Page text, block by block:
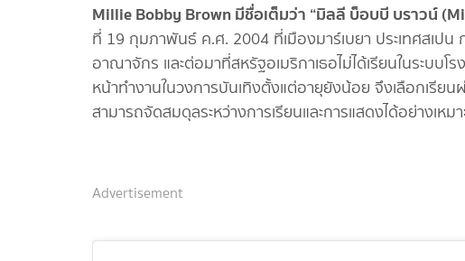
Millie Bobby Brown มีชื่อเต็มว่า “มิลลี บ็อบบี บราวน์
ที่ 19 กุมภาพันธ์ ค.ศ. 2004 ที่เมืองมาร์เบยา ประเทศสเปน
อาณาจักร และต่อมาที่สหรัฐอเมริกาเธอไม่ได้เรียนในระบบโ
หน้าทำงานในวงการบันเทิงตั้งแต่อายุยังน้อย จึงเลือกเรีย
สามารถจัดสมดุลระหว่างการเรียนและการแสดงได้อย่างเหม
Advertisement